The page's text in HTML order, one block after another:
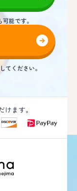
能です。
てください。
ます。